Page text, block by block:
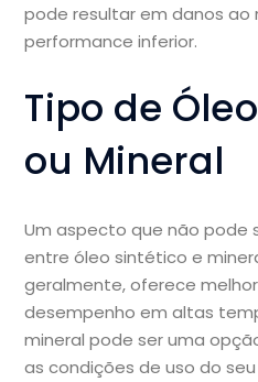
pode resultar em danos
performance inferior.
Tipo de
ou Mineral
Um aspecto que não pode
entre óleo sintético e
geralmente, oferece
desempenho em altas
mineral pode ser uma
as condições de uso do